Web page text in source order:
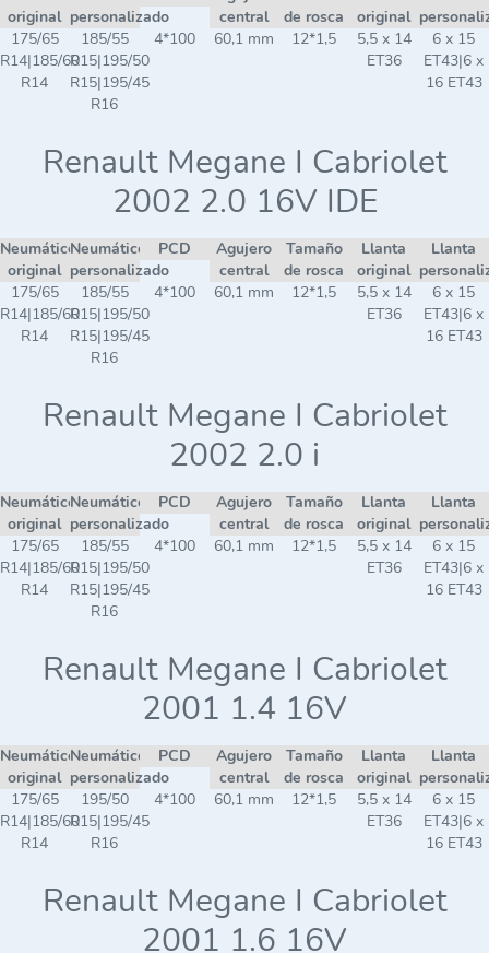
original personalizado
central
de rosca
original
175/65
R14|185/60
R14
185/55
R15|195/50
R15|195/45
R16
4*100 60,1 mm 12*1,5
5,5 x 14
ET36
6 x 15
ET43|6 x
16 ET43
Renault Megane I Cabriolet
2002 2.0 16V IDE
Neumático
original
Neumático
personalizado
PCD
Agujero
central
Tamaño
de rosca
Llanta
original
Llanta
175/65
R14|185/60
R14
185/55
R15|195/50
R15|195/45
R16
4*100 60,1 mm 12*1,5
5,5 x 14
ET36
6 x 15
ET43|6 x
16 ET43
Renault Megane I Cabriolet
2002 2.0 i
Neumático
original
Neumático
personalizado
PCD
Agujero
central
Tamaño
de rosca
Llanta
original
Llanta
175/65
R14|185/60
R14
185/55
R15|195/50
R15|195/45
R16
4*100 60,1 mm 12*1,5
5,5 x 14
ET36
6 x 15
ET43|6 x
16 ET43
Renault Megane I Cabriolet
2001 1.4 16V
Neumático
original
Neumático
personalizado
PCD
Agujero
central
Tamaño
de rosca
Llanta
original
Llanta
175/65
R14|185/60
R14
195/50
R15|195/45
R16
4*100 60,1 mm 12*1,5
5,5 x 14
ET36
6 x 15
ET43|6 x
16 ET43
Renault Megane I Cabriolet
2001 1.6 16V